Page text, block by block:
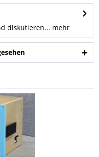
diskutieren... mehr